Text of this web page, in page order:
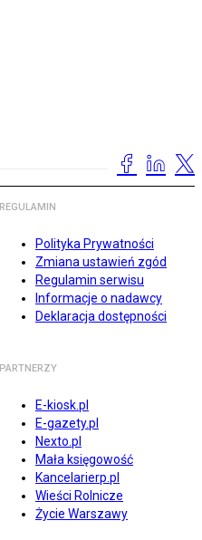
REGULAMIN
Polityka Prywatności
Zmiana ustawień zgód
Regulamin serwisu
Informacje o nadawcy
Deklaracja dostępności
PARTNERZY
E-kiosk.pl
E-gazety.pl
Nexto.pl
Mała księgowość
Kancelarierp.pl
Wieści Rolnicze
Życie Warszawy